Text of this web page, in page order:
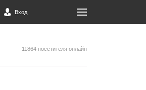
Вход
11864 посетителя онлайн